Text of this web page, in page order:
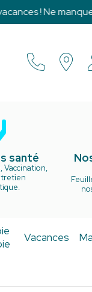
! Ne
santé
Vaccination,
Vacances